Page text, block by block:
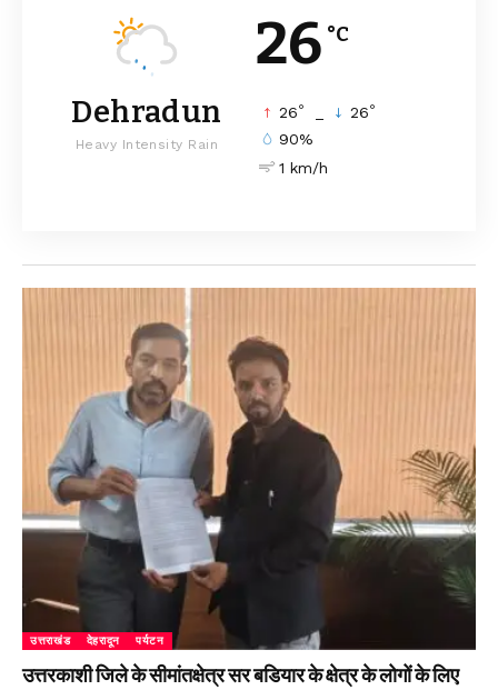
26 °C
Dehradun
Heavy Intensity Rain
26° 26°
90%
1 km/h
उत्तराखंड देहरादून पर्यटन
उत्तरकाशी जिले के सीमांतक्षेत्र सर बडियार के क्षेत्र के लोगों के लिए